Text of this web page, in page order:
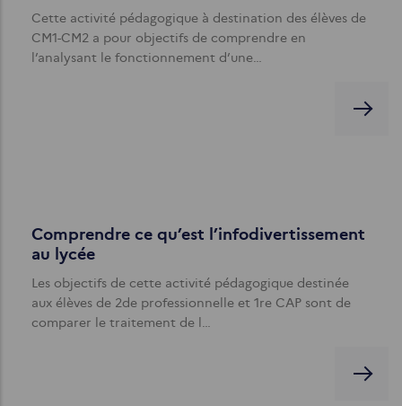
Cette activité pédagogique à destination des élèves de
CM1-CM2 a pour objectifs de comprendre en
l’analysant le fonctionnement d’une…
Comprendre ce qu’est l’infodivertissement
au lycée
Les objectifs de cette activité pédagogique destinée
aux élèves de 2de professionnelle et 1re CAP sont de
comparer le traitement de l…